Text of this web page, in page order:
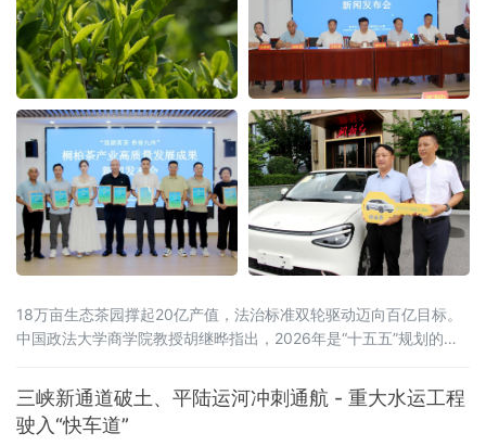
18万亩生态茶园撑起20亿产值，法治标准双轮驱动迈向百亿目标。
中国政法大学商学院教授胡继晔指出，2026年是“十五五”规划的开
（2026—2030年）》，明确到2030年全产业链规模达1.5万亿元的
目标，《扩大消费“十五五”规划》更是将茶叶列为历史经典产业；桐
柏茶产业深度契合国家
三峡新通道破土、平陆运河冲刺通航 - 重大水运工程
驶入“快车道”